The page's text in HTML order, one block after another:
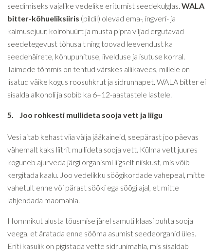
seedimiseks vajalike vedelike eritumist seedekulglas. WALA
bitter-kõhueliksiiris (pildil) olevad ema-, ingveri- ja
kalmusejuur, koirohuürt ja musta pipra viljad ergutavad
seedetegevust tõhusalt ning toovad leevendust ka
seedehäirete, kõhupuhituse, iivelduse ja isutuse korral.
Taimede tõmmis on tehtud värskes allikavees, millele on
lisatud väike kogus roosuhkrut ja sidrunhapet. WALA bitter ei
sisalda alkoholi ja sobib ka 6–12-aastastele lastele.
5. Joo rohkesti mullideta sooja vett ja liigu
Vesi aitab kehast viia välja jääkaineid, seepärast joo päevas
vähemalt kaks liitrit mullideta sooja vett. Külma vett juures
koguneb ajurveda järgi organismi liigselt niiskust, mis võib
kergitada kaalu. Joo vedelikku söögikordade vahepeal, mitte
vahetult enne või pärast sööki ega söögi ajal, et mitte
lahjendada maomahla.
Hommikut alusta tõusmise järel samuti klaasi puhta sooja
veega, et äratada enne sööma asumist seedeorganid üles.
Eriti kasulik on pigistada vette sidrunimahla, mis sisaldab